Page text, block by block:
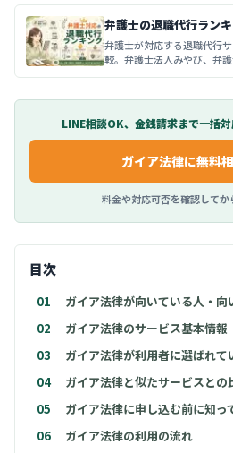
弁護士の退職代行ラン
弁護士が対応する退職代行
較。弁護士法人みやび、弁
LINE相談OK、金銭請求まで一括対
ガイア法律に無料
料金や対応可否を確認してか
目次
01
ガイア法律が向いている人・向
02
ガイア法律のサービス基本情報
03
ガイア法律が利用者に選ばれて
04
ガイア法律と似たサービスとの
05
ガイア法律に申し込む前に知っ
06
ガイア法律の利用の流れ